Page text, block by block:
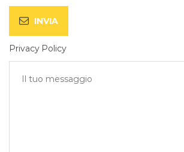
Privacy Policy